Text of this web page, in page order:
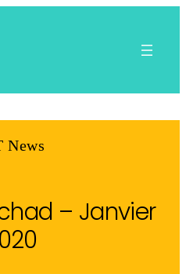
News
– Janvier